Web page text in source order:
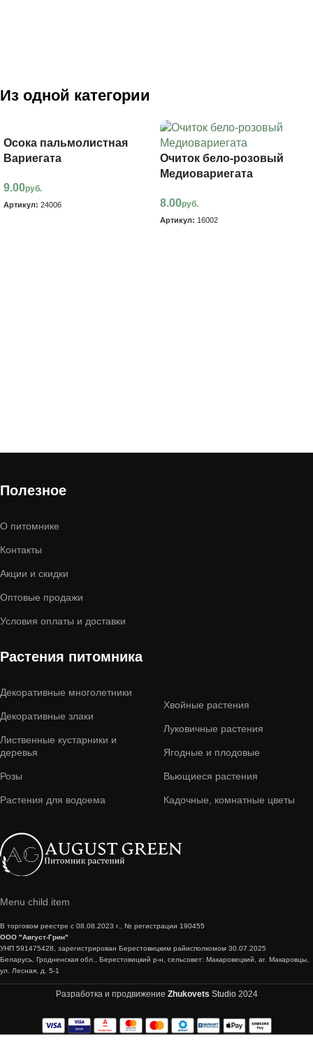
Из одной категории
Осока пальмолистная
Вариегата
9.00руб.
Артикул: 24006
Очиток бело-розовый
Медиовариегата
8.00руб.
Артикул: 16002
Полезное
О питомнике
Контакты
Акции и скидки
Оптовые продажи
Условия оплаты и доставки
Растения питомника
Декоративные многолетники
Декоративные злаки
Лиственные кустарники и
деревья
Розы
Растения для водоема
Хвойные растения
Луковичные растения
Ягодные и плодовые
Вьющиеся растения
Кадочные, комнатные цветы
Menu child item
В торговом реестре с 08.08.2023 г., № регистрации 190455
ООО "Август-Грин"
УНП 591475428, зарегистрирован Берестовицким райисполкомом 30.07.2025
Беларусь, Гродненская обл., Берестовицкий р-н, сельсовет: Макаровецкий, аг. Макаровцы,
ул. Лесная, д. 5-1
Разработка и продвижение Zhukovets Studio 2024